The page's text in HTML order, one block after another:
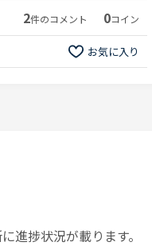
2件のコメント 0コイン
お気に入り
進捗状況が載ります。